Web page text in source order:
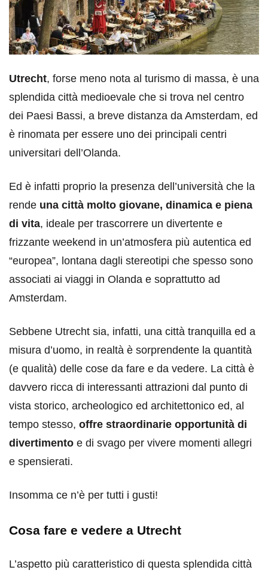
Utrecht, forse meno nota al turismo di massa, è una
splendida città medioevale che si trova nel centro
dei Paesi Bassi, a breve distanza da Amsterdam, ed
è rinomata per essere uno dei principali centri
universitari dell’Olanda.
Ed è infatti proprio la presenza dell’università che la
rende una città molto giovane, dinamica e piena
di vita, ideale per trascorrere un divertente e
frizzante weekend in un’atmosfera più autentica ed
“europea”, lontana dagli stereotipi che spesso sono
associati ai viaggi in Olanda e soprattutto ad
Amsterdam.
Sebbene Utrecht sia, infatti, una città tranquilla ed a
misura d’uomo, in realtà è sorprendente la quantità
(e qualità) delle cose da fare e da vedere. La città è
davvero ricca di interessanti attrazioni dal punto di
vista storico, archeologico ed architettonico ed, al
tempo stesso, offre straordinarie opportunità di
divertimento e di svago per vivere momenti allegri
e spensierati.
Insomma ce n’è per tutti i gusti!
Cosa fare e vedere a Utrecht
L’aspetto più caratteristico di questa splendida città